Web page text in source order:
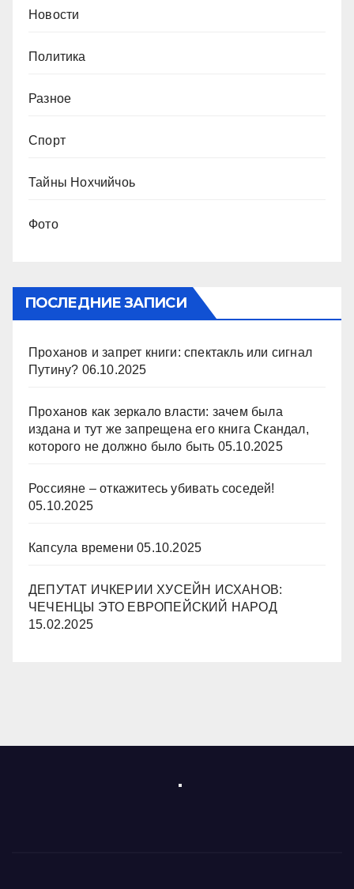
Новости
Политика
Разное
Спорт
Тайны Нохчийчоь
Фото
ПОСЛЕДНИЕ ЗАПИСИ
Проханов и запрет книги: спектакль или сигнал
Путину? 06.10.2025
Проханов как зеркало власти: зачем была
издана и тут же запрещена его книга Скандал,
которого не должно было быть 05.10.2025
Россияне – откажитесь убивать соседей!
05.10.2025
Капсула времени 05.10.2025
ДЕПУТАТ ИЧКЕРИИ ХУСЕЙН ИСХАНОВ:
ЧЕЧЕНЦЫ ЭТО ЕВРОПЕЙСКИЙ НАРОД
15.02.2025